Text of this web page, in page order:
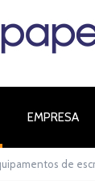
EMPRESA
de